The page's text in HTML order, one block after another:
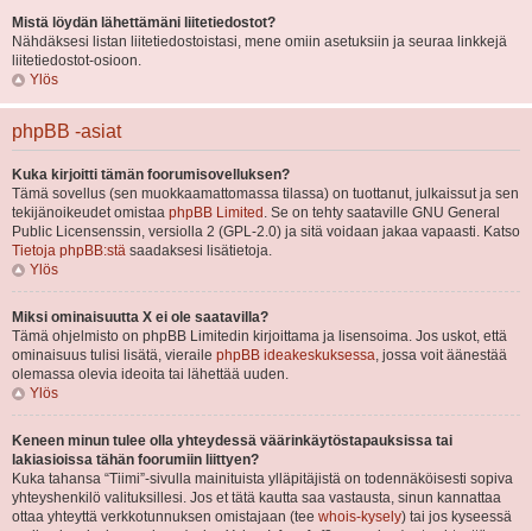
Mistä löydän lähettämäni liitetiedostot?
Nähdäksesi listan liitetiedostoistasi, mene omiin asetuksiin ja seuraa linkkejä
liitetiedostot-osioon.
Ylös
phpBB -asiat
Kuka kirjoitti tämän foorumisovelluksen?
Tämä sovellus (sen muokkaamattomassa tilassa) on tuottanut, julkaissut ja sen
tekijänoikeudet omistaa phpBB Limited . Se on tehty saataville GNU General
Public Licensenssin, versiolla 2 (GPL-2.0) ja sitä voidaan jakaa vapaasti. Katso
Tietoja phpBB:stä saadaksesi lisätietoja.
Ylös
Miksi ominaisuutta X ei ole saatavilla?
Tämä ohjelmisto on phpBB Limitedin kirjoittama ja lisensoima. Jos uskot, että
ominaisuus tulisi lisätä, vieraile phpBB ideakeskuksessa, jossa voit äänestää
olemassa olevia ideoita tai lähettää uuden.
Ylös
Keneen minun tulee olla yhteydessä väärinkäytöstapauksissa tai
lakiasioissa tähän foorumiin liittyen?
Kuka tahansa “Tiimi”-sivulla mainituista ylläpitäjistä on todennäköisesti sopiva
yhteyshenkilö valituksillesi. Jos et tätä kautta saa vastausta, sinun kannattaa
ottaa yhteyttä verkkotunnuksen omistajaan (tee whois-kysely) tai jos kyseessä